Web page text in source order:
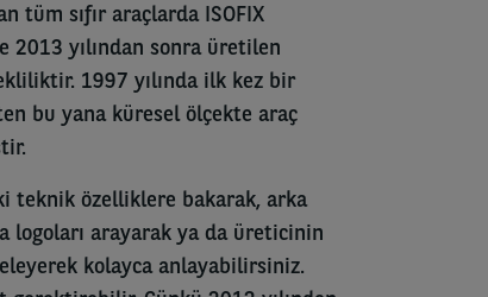
tüm sıfır araçlarda ISOFIX
2013 yılından sonra üretilen
1997 yılında ilk kez bir
bu yana küresel ölçekte araç
teknik özelliklere bakarak, arka
logoları arayarak ya da üreticinin
kolayca anlayabilirsiniz.